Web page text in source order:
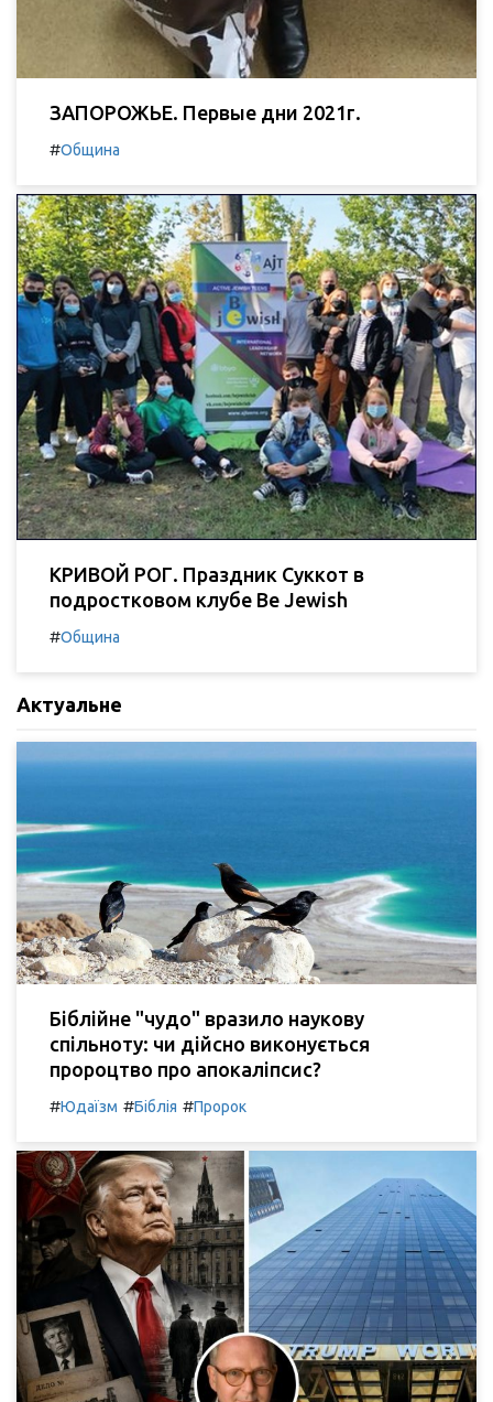
ЗАПОРОЖЬЕ. Первые дни 2021г.
#Община
КРИВОЙ РОГ. Праздник Суккот в
подростковом клубе Be Jewish
#Община
Актуальне
Біблійне "чудо" вразило наукову
спільноту: чи дійсно виконується
пророцтво про апокаліпсис?
#Юдаїзм #Біблія #Пророк